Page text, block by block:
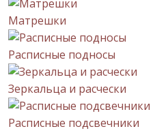
Матрешки
Расписные подносы
Зеркальца и расчески
Расписные подсвечники